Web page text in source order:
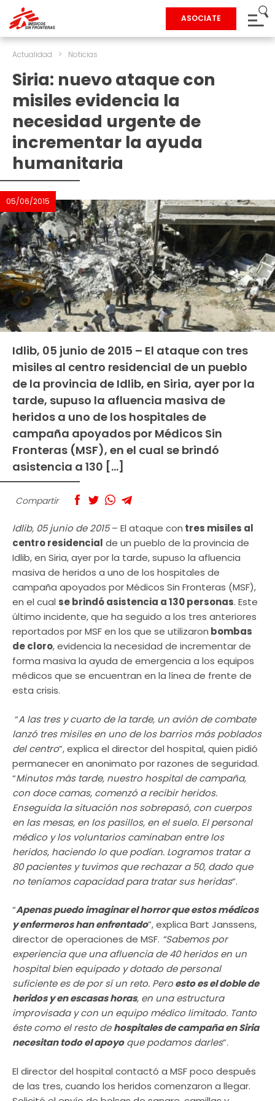
ASOCIATE
Actualidad > Noticias
Siria: nuevo ataque con
misiles evidencia la
necesidad urgente de
incrementar la ayuda
humanitaria
05/06/2015
Idlib, 05 junio de 2015 – El ataque con tres
misiles al centro residencial de un pueblo
de la provincia de Idlib, en Siria, ayer por la
tarde, supuso la afluencia masiva de
heridos a uno de los hospitales de
campaña apoyados por Médicos Sin
Fronteras (MSF), en el cual se brindó
asistencia a 130 […]
Compartir
Idlib, 05 junio de 2015– El ataque con tres misiles al
centro residencial de un pueblo de la provincia de
Idlib, en Siria, ayer por la tarde, supuso la afluencia
masiva de heridos a uno de los hospitales de
campaña apoyados por Médicos Sin Fronteras (MSF),
en el cual se brindó asistencia a 130 personas. Este
último incidente, que ha seguido a los tres anteriores
reportados por MSF en los que se utilizaron bombas
de cloro, evidencia la necesidad de incrementar de
forma masiva la ayuda de emergencia a los equipos
médicos que se encuentran en la línea de frente de
esta crisis.
“A las tres y cuarto de la tarde, un avión de combate
lanzó tres misiles en uno de los barrios más poblados
del centro”, explica el director del hospital, quien pidió
permanecer en anonimato por razones de seguridad.
“Minutos más tarde, nuestro hospital de campaña,
con doce camas, comenzó a recibir heridos.
Enseguida la situación nos sobrepasó, con cuerpos
en las mesas, en los pasillos, en el suelo. El personal
médico y los voluntarios caminaban entre los
heridos, haciendo lo que podían. Logramos tratar a
80 pacientes y tuvimos que rechazar a 50, dado que
no teníamos capacidad para tratar sus heridas”.
“Apenas puedo imaginar el horror que estos médicos
y enfermeros han enfrentado”, explica Bart Janssens,
director de operaciones de MSF. “Sabemos por
experiencia que una afluencia de 40 heridos en un
hospital bien equipado y dotado de personal
suficiente es de por sí un reto. Peroesto es el doble de
heridos y en escasas horas, en una estructura
improvisada y con un equipo médico limitado. Tanto
éste como el resto dehospitales de campaña en Siria
necesitan todo el apoyoque podamos darles”.
El director del hospital contactó a MSF poco después
de las tres, cuando los heridos comenzaron a llegar.